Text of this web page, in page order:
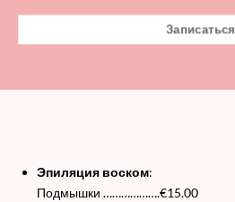
Записаться
Эпиляция воском:
Подмышки ……………….€15.00